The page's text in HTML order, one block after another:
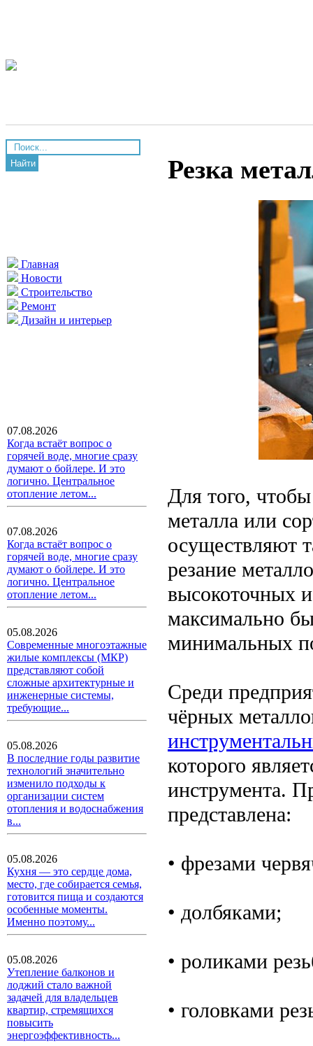
Найти
Главная
Новости
Строительство
Ремонт
Дизайн и интерьер
07.08.2026
Когда встаёт вопрос о
горячей воде, многие сразу
думают о бойлере. И это
логично. Центральное
отопление летом...
07.08.2026
Когда встаёт вопрос о
горячей воде, многие сразу
думают о бойлере. И это
логично. Центральное
отопление летом...
05.08.2026
Современные многоэтажные
жилые комплексы (МКР)
представляют собой
сложные архитектурные и
инженерные системы,
требующие...
05.08.2026
В последние годы развитие
технологий значительно
изменило подходы к
организации систем
отопления и водоснабжения
в...
05.08.2026
Кухня — это сердце дома,
место, где собирается семья,
готовится пища и создаются
особенные моменты.
Именно поэтому...
05.08.2026
Утепление балконов и
лоджий стало важной
задачей для владельцев
квартир, стремящихся
повысить
энергоэффективность...
Резка
Для того, чтобы
металла или
осуществляют
резание
высокоточных
максимально
минимальных
Среди
чёрных
которого
инструмента.
представлена:
• фрезами
• долбяками;
• роликами
• головками